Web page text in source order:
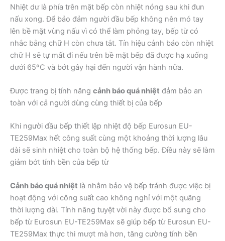
Nhiệt dư là phía trên mặt bếp còn nhiệt nóng sau khi đun
nấu xong. Để bảo đảm người đầu bếp không nên mó tay
lên bề mặt vùng nấu vì có thể làm phỏng tay, bếp từ có
nhắc bằng chữ H còn chưa tắt. Tín hiệu cảnh báo còn nhiệt
chữ H sẽ tự mất đi nếu trên bề mặt bếp đã được hạ xuống
dưới 65ºC và bớt gây hại đến người vận hành nữa.
Được trang bị tính năng cảnh báo quá nhiệt đảm bảo an
toàn với cả người dùng cùng thiết bị của bếp
Khi người đầu bếp thiết lập nhiệt độ bếp Eurosun EU-
TE259Max hết công suất cùng một khoảng thời lượng lâu
dài sẽ sinh nhiệt cho toàn bộ hệ thống bếp. Điều này sẽ làm
giảm bớt tính bền của bếp từ
Cảnh báo quá nhiệt là nhằm bảo vệ bếp tránh được việc bị
hoạt động với công suất cao không nghỉ với một quãng
thời lượng dài. Tính năng tuyệt vời này được bổ sung cho
bếp từ Eurosun EU-TE259Max sẽ giúp bếp từ Eurosun EU-
TE259Max thực thi mượt mà hơn, tăng cường tính bền